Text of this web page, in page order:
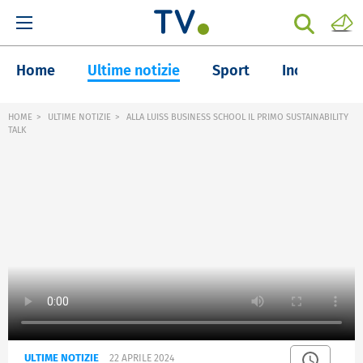
Home Ultime notizie Sport Inchieste
HOME ULTIME NOTIZIE
ALLA LUISS BUSINESS SCHOOL IL PRIMO SUSTAINABILITY
TALK
ULTIME NOTIZIE 22 APRILE 2024